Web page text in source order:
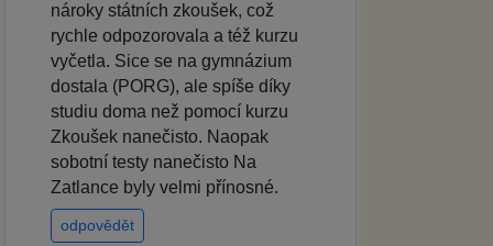
nároky státních zkoušek, což
rychle odpozorovala a též kurzu
vyčetla. Sice se na gymnázium
dostala (PORG), ale spíše díky
studiu doma než pomocí kurzu
Zkoušek nanečisto. Naopak
sobotní testy nanečisto Na
Zatlance byly velmi přínosné.
odpovědět